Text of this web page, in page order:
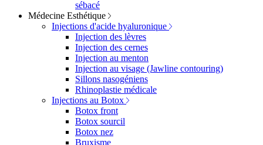
sébacé
Médecine Esthétique
Injections d'acide hyaluronique
Injection des lèvres
Injection des cernes
Injection au menton
Injection au visage (Jawline contouring)
Sillons nasogéniens
Rhinoplastie médicale
Injections au Botox
Botox front
Botox sourcil
Botox nez
Bruxisme